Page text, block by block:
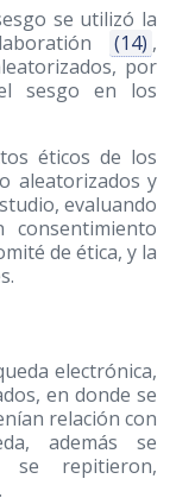
se utilizó la
(14) ,
por
sesgo en los
éticos de los
aleatorizados y
evaluando
de ética, y la
electrónica,
en donde se
relación con
además se
se repitieron,